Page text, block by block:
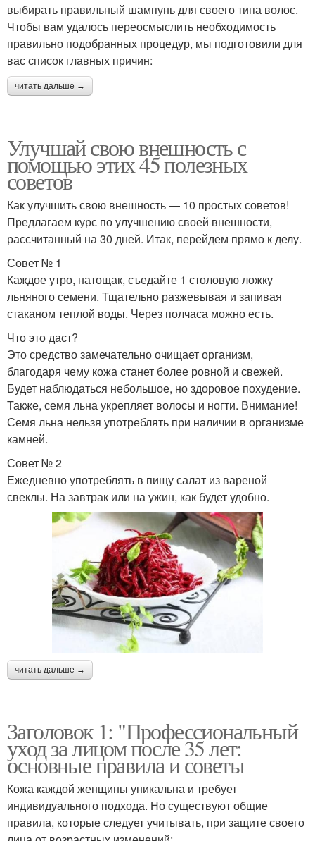
выбирать правильный шампунь для своего типа волос.
Чтобы вам удалось переосмыслить необходимость
правильно подобранных процедур, мы подготовили для
вас список главных причин:
читать дальше →
Улучшай свою внешность с
помощью этих 45 полезных
советов
Как улучшить свою внешность — 10 простых советов!
Предлагаем курс по улучшению своей внешности,
рассчитанный на 30 дней. Итак, перейдем прямо к делу.
Совет № 1
Каждое утро, натощак, съедайте 1 столовую ложку
льняного семени. Тщательно разжевывая и запивая
стаканом теплой воды. Через полчаса можно есть.
Что это даст?
Это средство замечательно очищает организм,
благодаря чему кожа станет более ровной и свежей.
Будет наблюдаться небольшое, но здоровое похудение.
Также, семя льна укрепляет волосы и ногти. Внимание!
Семя льна нельзя употреблять при наличии в организме
камней.
Совет № 2
Ежедневно употреблять в пищу салат из вареной
свеклы. На завтрак или на ужин, как будет удобно.
читать дальше →
Заголовок 1: "Профессиональный
уход за лицом после 35 лет:
основные правила и советы
Кожа каждой женщины уникальна и требует
индивидуального подхода. Но существуют общие
правила, которые следует учитывать, при защите своего